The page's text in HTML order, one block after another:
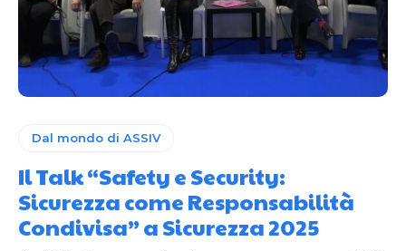
Dal mondo di ASSIV
Il Talk “Safety e Security:
Sicurezza come Responsabilità
Condivisa” a Sicurezza 2025